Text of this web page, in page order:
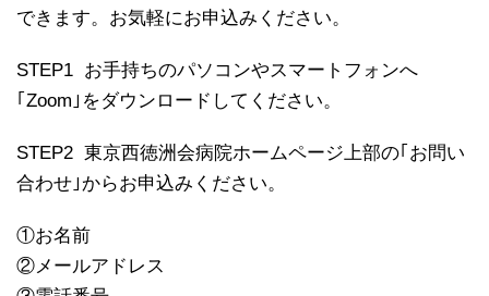
できます。お気軽にお申込みください。
STEP1 お手持ちのパソコンやスマートフォンへ
｢Zoom｣をダウンロードしてください。
STEP2 東京西徳洲会病院ホームページ上部の｢お問い
合わせ｣からお申込みください。
①お名前
②メールアドレス